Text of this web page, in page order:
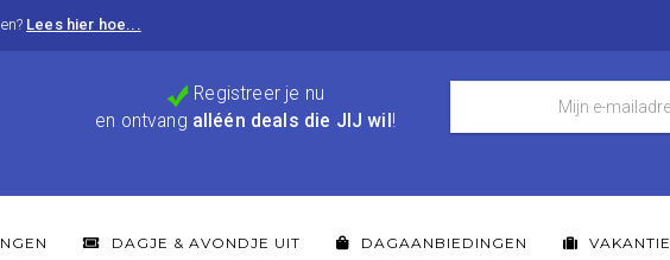
Lees hier hoe...
Registreer je nu
en ontvang alléén deals die JIJ wil !
DAGJE & AVONDJE UIT DAGAANBIEDINGEN VAKANTIE